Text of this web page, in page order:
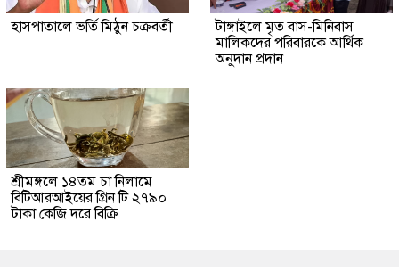
হাসপাতালে ভর্তি মিঠুন চক্রবর্তী
টাঙ্গাইলে মৃত বাস-মিনিবাস
মালিকদের পরিবারকে আর্থিক
অনুদান প্রদান
শ্রীমঙ্গলে ১৪তম চা নিলামে
বিটিআরআইয়ের গ্রিন টি ২৭৯০
টাকা কেজি দরে বিক্রি